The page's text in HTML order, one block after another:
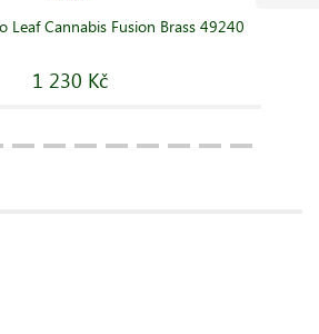
Leaf Cannabis Fusion Brass 49240
1 230 Kč